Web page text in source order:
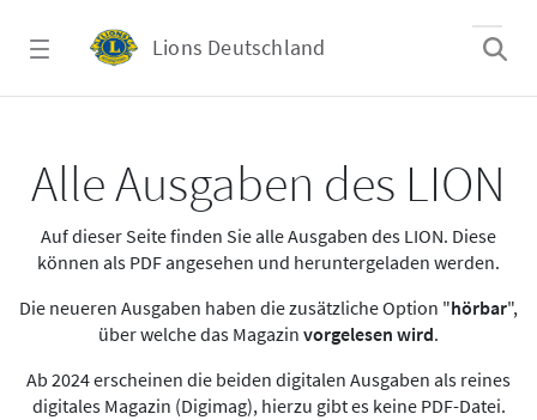
Lions Deutschland
Alle Ausgaben des LION
Auf dieser Seite finden Sie alle Ausgaben des LION. Diese
können als PDF angesehen und heruntergeladen werden.
Die neueren Ausgaben haben die zusätzliche Option "hörbar",
über welche das Magazin vorgelesen wird.
Ab 2024 erscheinen die beiden digitalen Ausgaben als reines
digitales Magazin (Digimag), hierzu gibt es keine PDF-Datei.